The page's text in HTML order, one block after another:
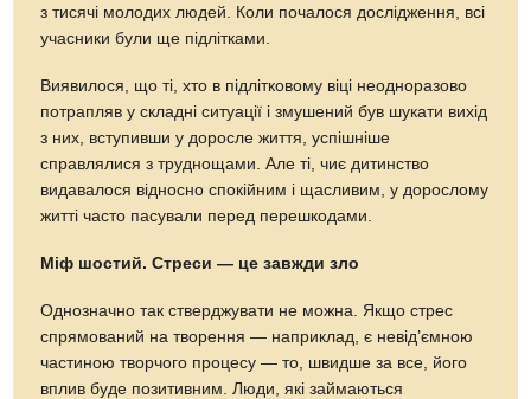
з тисячі молодих людей. Коли почалося дослідження, всі
учасники були ще підлітками.
Виявилося, що ті, хто в підлітковому віці неодноразово
потрапляв у складні ситуації і змушений був шукати вихід
з них, вступивши у доросле життя, успішніше
справлялися з труднощами. Але ті, чиє дитинство
видавалося відносно спокійним і щасливим, у дорослому
житті часто пасували перед перешкодами.
Міф шостий. Стреси — це завжди зло
Однозначно так стверджувати не можна. Якщо стрес
спрямований на творення — наприклад, є невід’ємною
частиною творчого процесу — то, швидше за все, його
вплив буде позитивним. Люди, які займаються